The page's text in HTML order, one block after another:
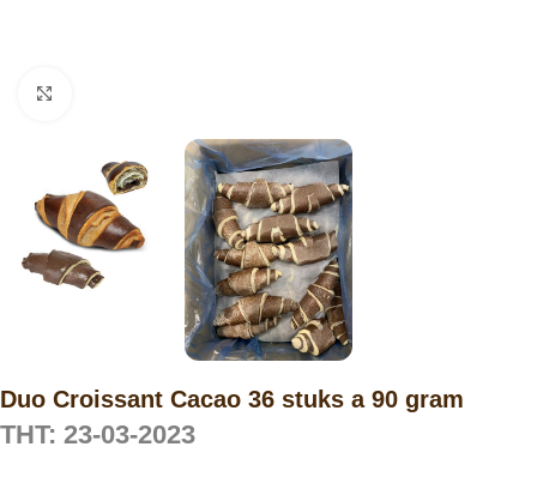
Duo Croissant Cacao 36 stuks a 90 gram
THT: 23-03-2023